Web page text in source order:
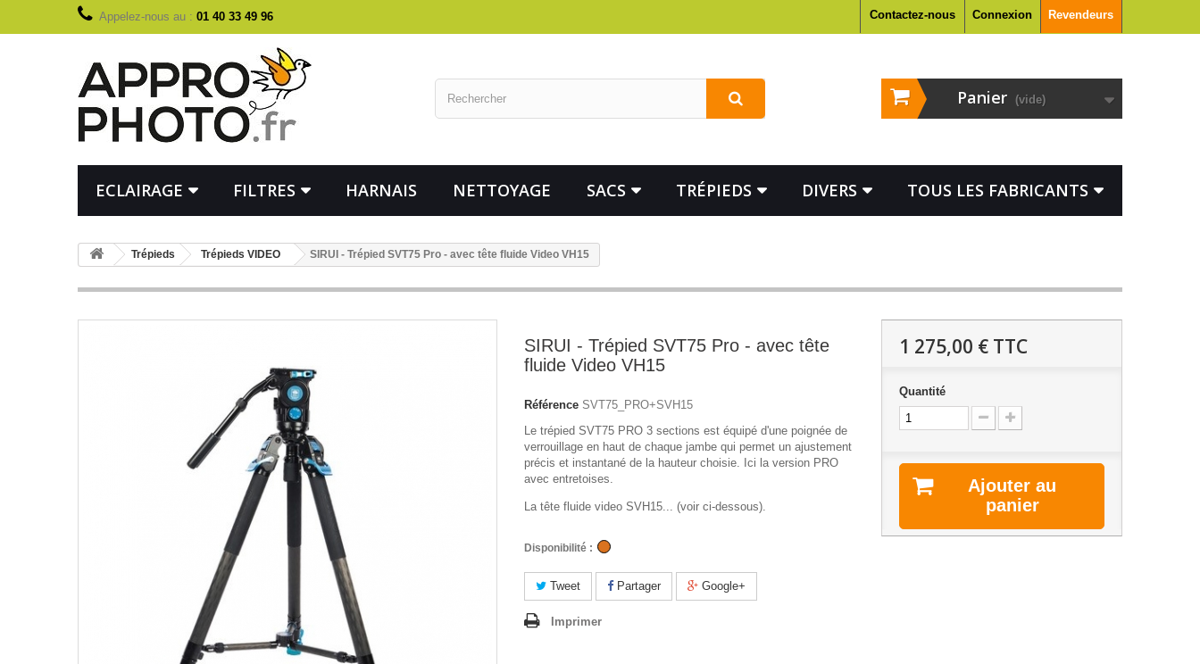
Connexion Revendeurs
Contactez-nous
Appelez-nous au : 01 40 33 49 96
Panier (vide)
ECLAIRAGE FILTRES HARNAIS NETTOYAGE SACS TRÉPIEDS DIVERS TOUS LES FABRICANTS
Trépieds Trépieds VIDEO SIRUI - Trépied SVT75 Pro - avec tête fluide Video VH15
SIRUI - Trépied SVT75 Pro - avec tête
fluide Video VH15
Référence SVT75_PRO+SVH15
Le trépied SVT75 PRO 3 sections est équipé d'une poignée de
verrouillage en haut de chaque jambe qui permet un ajustement
précis et instantané de la hauteur choisie. Ici la version PRO
avec entretoises.
La tête fluide video SVH15... (voir ci-dessous).
Disponibilité :
Tweet Partager Google+
Imprimer
1 275,00 €TTC
Quantité
Ajouter au
panier